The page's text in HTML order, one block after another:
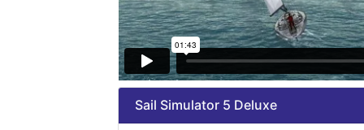
Sail Simulator 5 Deluxe